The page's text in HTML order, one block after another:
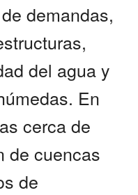
demandas,
del agua y
En
cerca de
de cuencas
de